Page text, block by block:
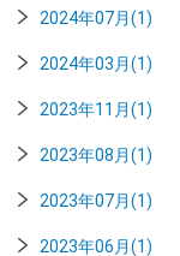
2024年07月(1)
2024年03月(1)
2023年11月(1)
2023年08月(1)
2023年07月(1)
2023年06月(1)